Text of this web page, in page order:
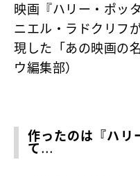
映画『ハリー・ポッ
ニエル・ラドクリフ
現した「あの映画の
ウ編集部）
作ったのは『ハリ
て…